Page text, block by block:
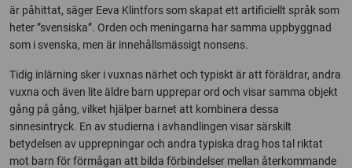
är påhittat, säger Eeva Klintfors som skapat ett artificiellt språk som
heter ”svensiska”. Orden och meningarna har samma uppbyggnad
som i svenska, men är innehållsmässigt nonsens.
Tidig inlärning sker i vuxnas närhet och typiskt är att föräldrar, andra
vuxna och även lite äldre barn upprepar ord och visar samma objekt
gång på gång, vilket hjälper barnet att kombinera dessa
sinnesintryck. En av studierna i avhandlingen visar särskilt
betydelsen av upprepningar och andra typiska drag hos tal riktat
mot barn för förmågan att bilda förbindelser mellan återkommande